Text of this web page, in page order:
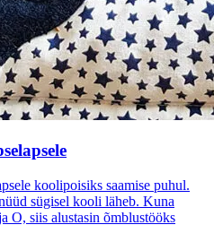
koolipoisiks saamise puhul.
sügisel kooli läheb. Kuna
O, siis alustasin õmblustööks